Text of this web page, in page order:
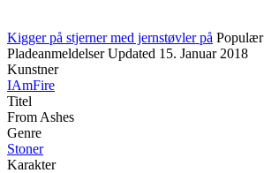
Kigger på stjerner med jernstøvler på Populær
Pladeanmeldelser Updated 15. Januar 2018
Kunstner
IAmFire
Titel
From Ashes
Genre
Stoner
Karakter